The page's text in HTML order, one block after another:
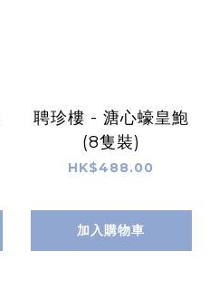
聘珍樓 - 溏心蠔皇鮑
(8隻裝)
HK$488.00
加入購物車